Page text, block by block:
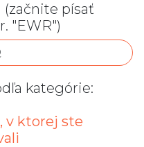
písať
"EWR")
kategórie:
v ktorej ste